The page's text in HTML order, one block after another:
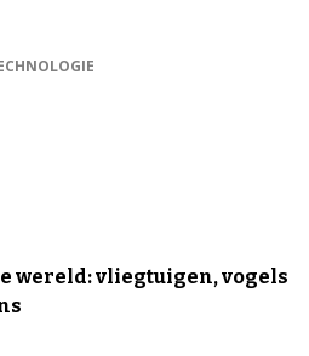
wereld: vliegtuigen, vogels